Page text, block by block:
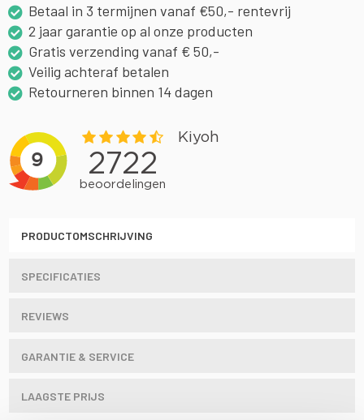
Betaal in 3 termijnen vanaf €50,- rentevrij
2 jaar garantie op al onze producten
Gratis verzending vanaf € 50,-
Veilig achteraf betalen
Retourneren binnen 14 dagen
PRODUCTOMSCHRIJVING
SPECIFICATIES
REVIEWS
GARANTIE & SERVICE
LAAGSTE PRIJS